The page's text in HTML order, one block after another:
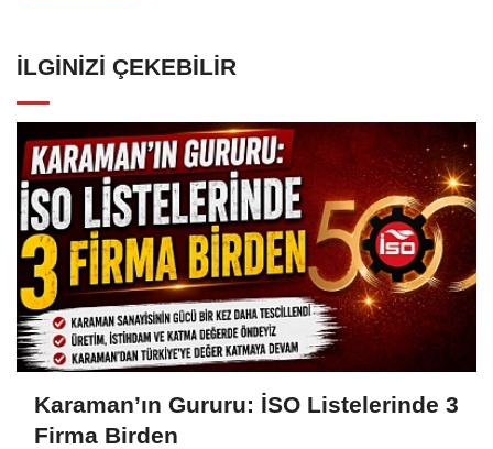
İLGINIZI ÇEKEBILIR
Karaman’ın Gururu: İSO Listelerinde 3
Firma Birden